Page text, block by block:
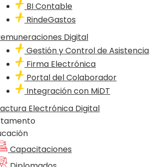
BI Contable
RindeGastos
Digital
Gestión y Control de Asistencia
Firma Electrónica
Portal del Colaborador
Integración con MiDT
Electrónica Digital
Capacitaciones